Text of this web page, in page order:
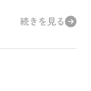
続きを見る